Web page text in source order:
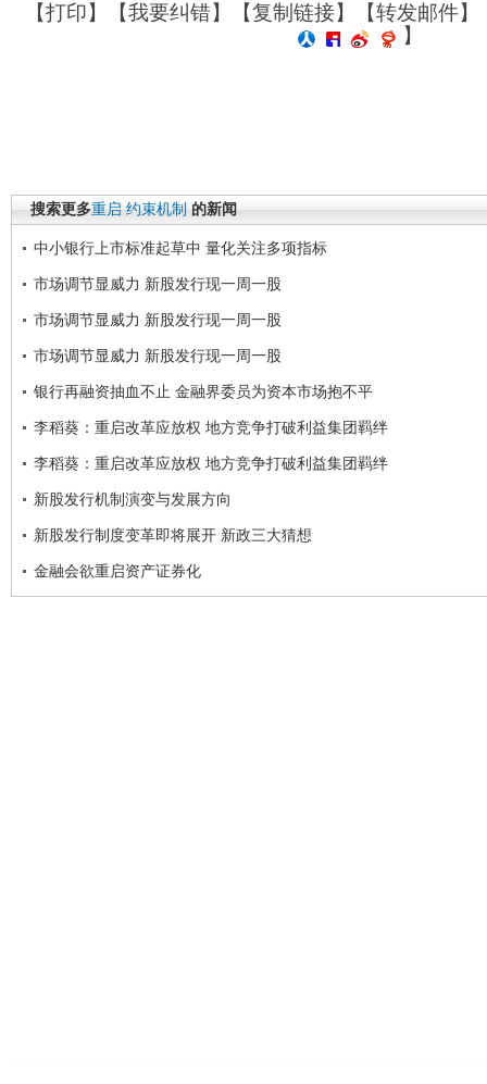
【打印】【我要纠错】【复制链接】【转发邮件】
】
搜索更多重启 约束机制 的新闻
中小银行上市标准起草中 量化关注多项指标
市场调节显威力 新股发行现一周一股
市场调节显威力 新股发行现一周一股
市场调节显威力 新股发行现一周一股
银行再融资抽血不止 金融界委员为资本市场抱不平
李稻葵：重启改革应放权 地方竞争打破利益集团羁绊
李稻葵：重启改革应放权 地方竞争打破利益集团羁绊
新股发行机制演变与发展方向
新股发行制度变革即将展开 新政三大猜想
金融会欲重启资产证券化